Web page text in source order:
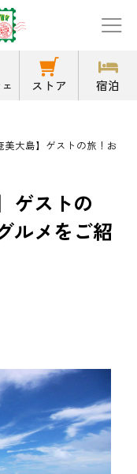
ストア 宿泊
美大島】ゲストの旅！お
ゲストの
ルメをご紹